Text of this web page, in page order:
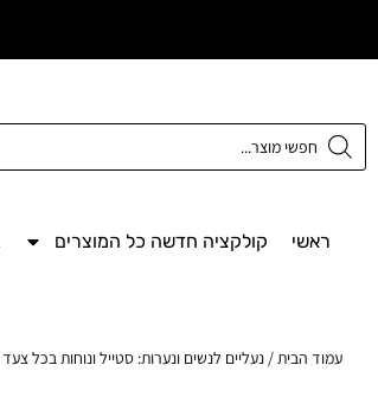
ראשי קולקציה חדשה כל המוצרים
עמוד הבית/ נעליים לנשים ונערות: סטייל ונוחות בכל צעד